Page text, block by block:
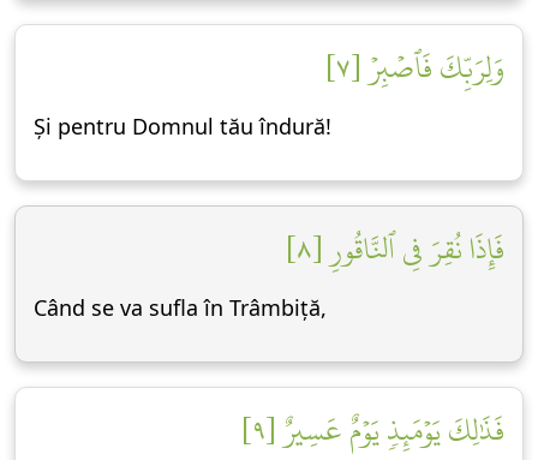
وَلِرَبِّكَ فَٱصۡبِرۡ [٧]
Și pentru Domnul tău îndură!
فَإِذَا نُقِرَ فِي ٱلنَّاقُورِ [٨]
Când se va sufla în Trâmbiță,
فَذَٰلِكَ يَوۡمَئِذٖ يَوۡمٌ عَسِيرٌ [٩]